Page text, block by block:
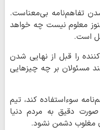
تفاهم‌نامه بی‌معناست.
معلوم نیست چه خواهد
است.
را قبل از نهایی شدن
مسئولان بر چه چیزهایی
سوء‌استفاده کند، تیم
صورت دقیق به مردم دنیا
مغلوب دشمن نشود.